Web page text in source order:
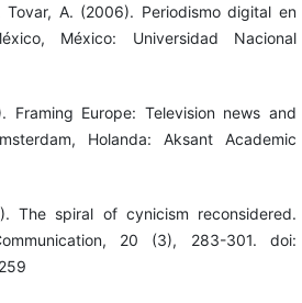
Tovar, A. (2006). Periodismo digital en
México: Universidad Nacional
Framing Europe: Television news and
Holanda: Aksant Academic
The spiral of cynicism reconsidered.
20 (3), 283-301. doi: